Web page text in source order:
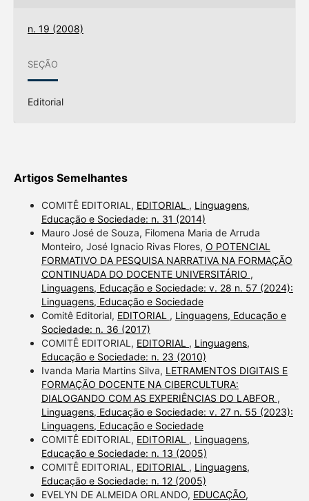
n. 19 (2008)
SEÇÃO
Editorial
Artigos Semelhantes
COMITÊ EDITORIAL, EDITORIAL , Linguagens,
Educação e Sociedade: n. 31 (2014)
Mauro José de Souza, Filomena Maria de Arruda
Monteiro, José Ignacio Rivas Flores, O POTENCIAL
FORMATIVO DA PESQUISA NARRATIVA NA FORMAÇÃO
CONTINUADA DO DOCENTE UNIVERSITÁRIO ,
Linguagens, Educação e Sociedade: v. 28 n. 57 (2024):
Linguagens, Educação e Sociedade
Comitê Editorial, EDITORIAL , Linguagens, Educação e
Sociedade: n. 36 (2017)
COMITÊ EDITORIAL, EDITORIAL , Linguagens,
Educação e Sociedade: n. 23 (2010)
Ivanda Maria Martins Silva, LETRAMENTOS DIGITAIS E
FORMAÇÃO DOCENTE NA CIBERCULTURA:
DIALOGANDO COM AS EXPERIÊNCIAS DO LABFOR ,
Linguagens, Educação e Sociedade: v. 27 n. 55 (2023):
Linguagens, Educação e Sociedade
COMITÊ EDITORIAL, EDITORIAL , Linguagens,
Educação e Sociedade: n. 13 (2005)
COMITÊ EDITORIAL, EDITORIAL , Linguagens,
Educação e Sociedade: n. 12 (2005)
EVELYN DE ALMEIDA ORLANDO, EDUCAÇÃO,